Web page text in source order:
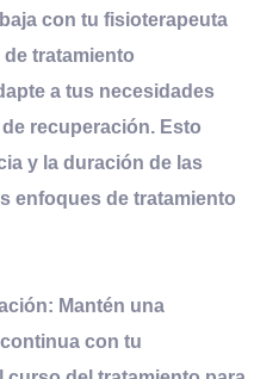
con tu fisioterapeuta
tratamiento
a tus necesidades
recuperación. Esto
y la duración de las
enfoques de tratamiento
Mantén una
con tu